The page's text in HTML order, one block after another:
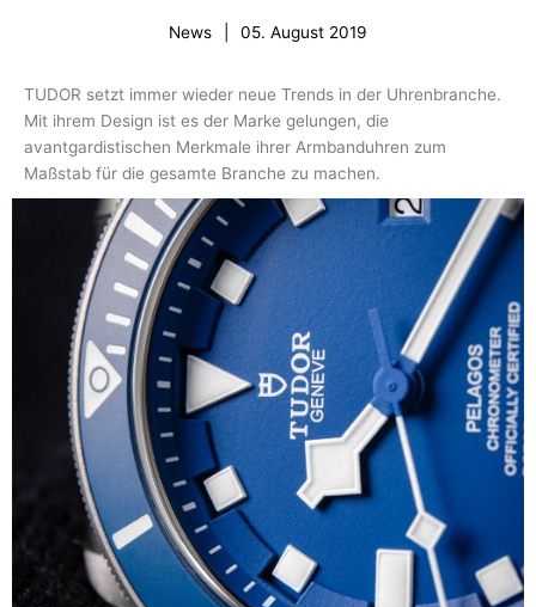
News 05. August 2019
TUDOR setzt immer wieder neue Trends in der Uhrenbranche.
Mit ihrem Design ist es der Marke gelungen, die
avantgardistischen Merkmale ihrer Armbanduhren zum
Maßstab für die gesamte Branche zu machen.